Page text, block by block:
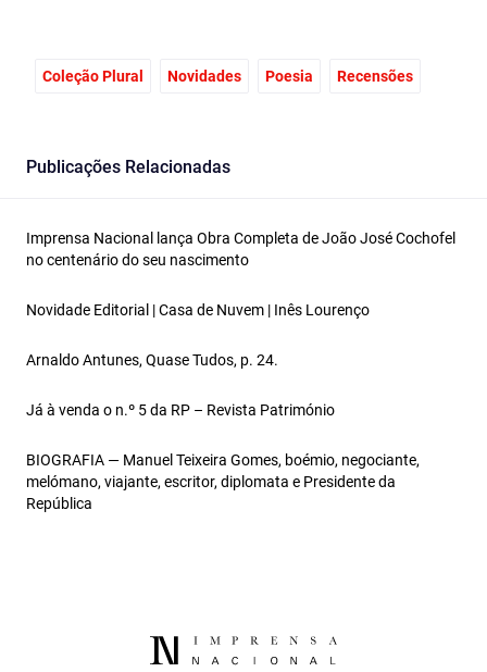
Coleção Plural Novidades Poesia Recensões
Publicações Relacionadas
Imprensa Nacional lança Obra Completa de João José Cochofel
no centenário do seu nascimento
Novidade Editorial | Casa de Nuvem | Inês Lourenço
Arnaldo Antunes, Quase Tudos, p. 24.
Já à venda o n.º 5 da RP – Revista Património
BIOGRAFIA — Manuel Teixeira Gomes, boémio, negociante,
melómano, viajante, escritor, diplomata e Presidente da
República